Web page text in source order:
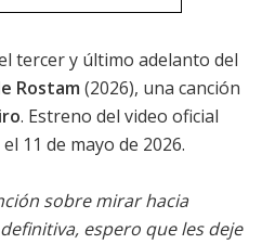
tercer y último adelanto del
Rostam (2026), una canción
. Estreno del video oficial
el 11 de mayo de 2026.
sobre mirar hacia
espero que les deje